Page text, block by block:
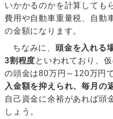
いかかるのかを計算しても
費用や自動車重量税、自動
の金額になります。
ちなみに、 頭金を入れる
3割程度といわれており、
の頭金は80万円～120万円で
入金額を抑えられ、毎月の
自己資金に余裕があれば頭
しょう。